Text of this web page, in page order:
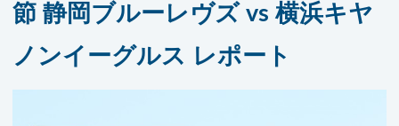
節 静岡ブルーレヴズ vs 横浜キヤ
ノンイーグルス レポート